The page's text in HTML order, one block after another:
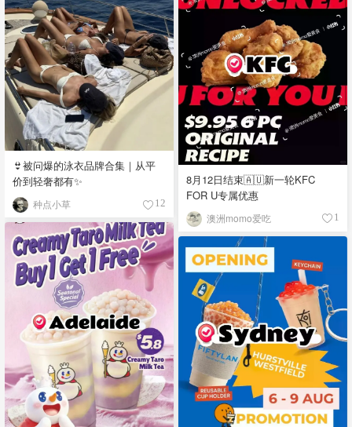
👙被问爆的泳衣品牌合集｜从平
价到轻奢都有✨
种点小草 12
8月12日结束🇦🇺新一轮KFC
FOR U专属优惠
澳洲momo爱吃 1